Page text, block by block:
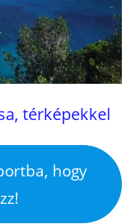
térképekkel
hogy